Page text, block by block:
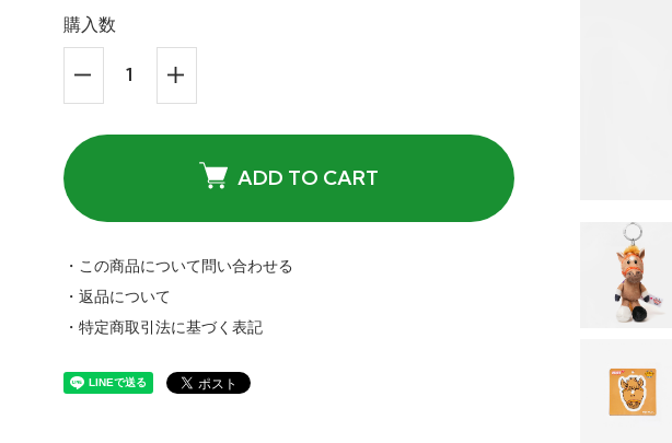
購入数
ADD TO CART
・この商品について問い合わせる
・返品について
・特定商取引法に基づく表記